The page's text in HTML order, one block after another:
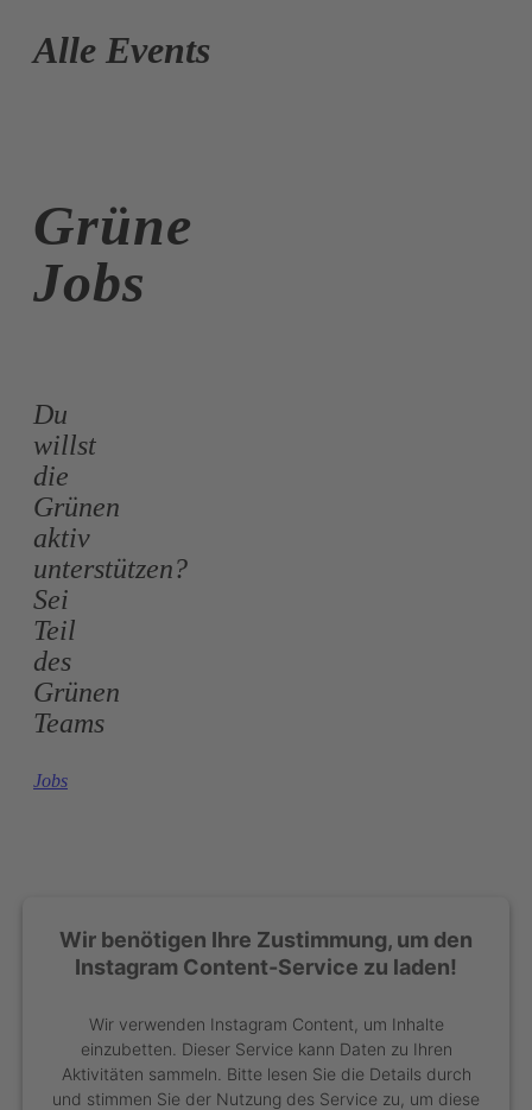
Alle Events
Grüne
Jobs
Du
willst
die
Grünen
aktiv
unterstützen?
Sei
Teil
des
Grünen
Teams
Jobs
Wir benötigen Ihre Zustimmung, um den
Instagram Content-Service zu laden!
Wir verwenden Instagram Content, um Inhalte
einzubetten. Dieser Service kann Daten zu Ihren
Aktivitäten sammeln. Bitte lesen Sie die Details durch
und stimmen Sie der Nutzung des Service zu, um diese